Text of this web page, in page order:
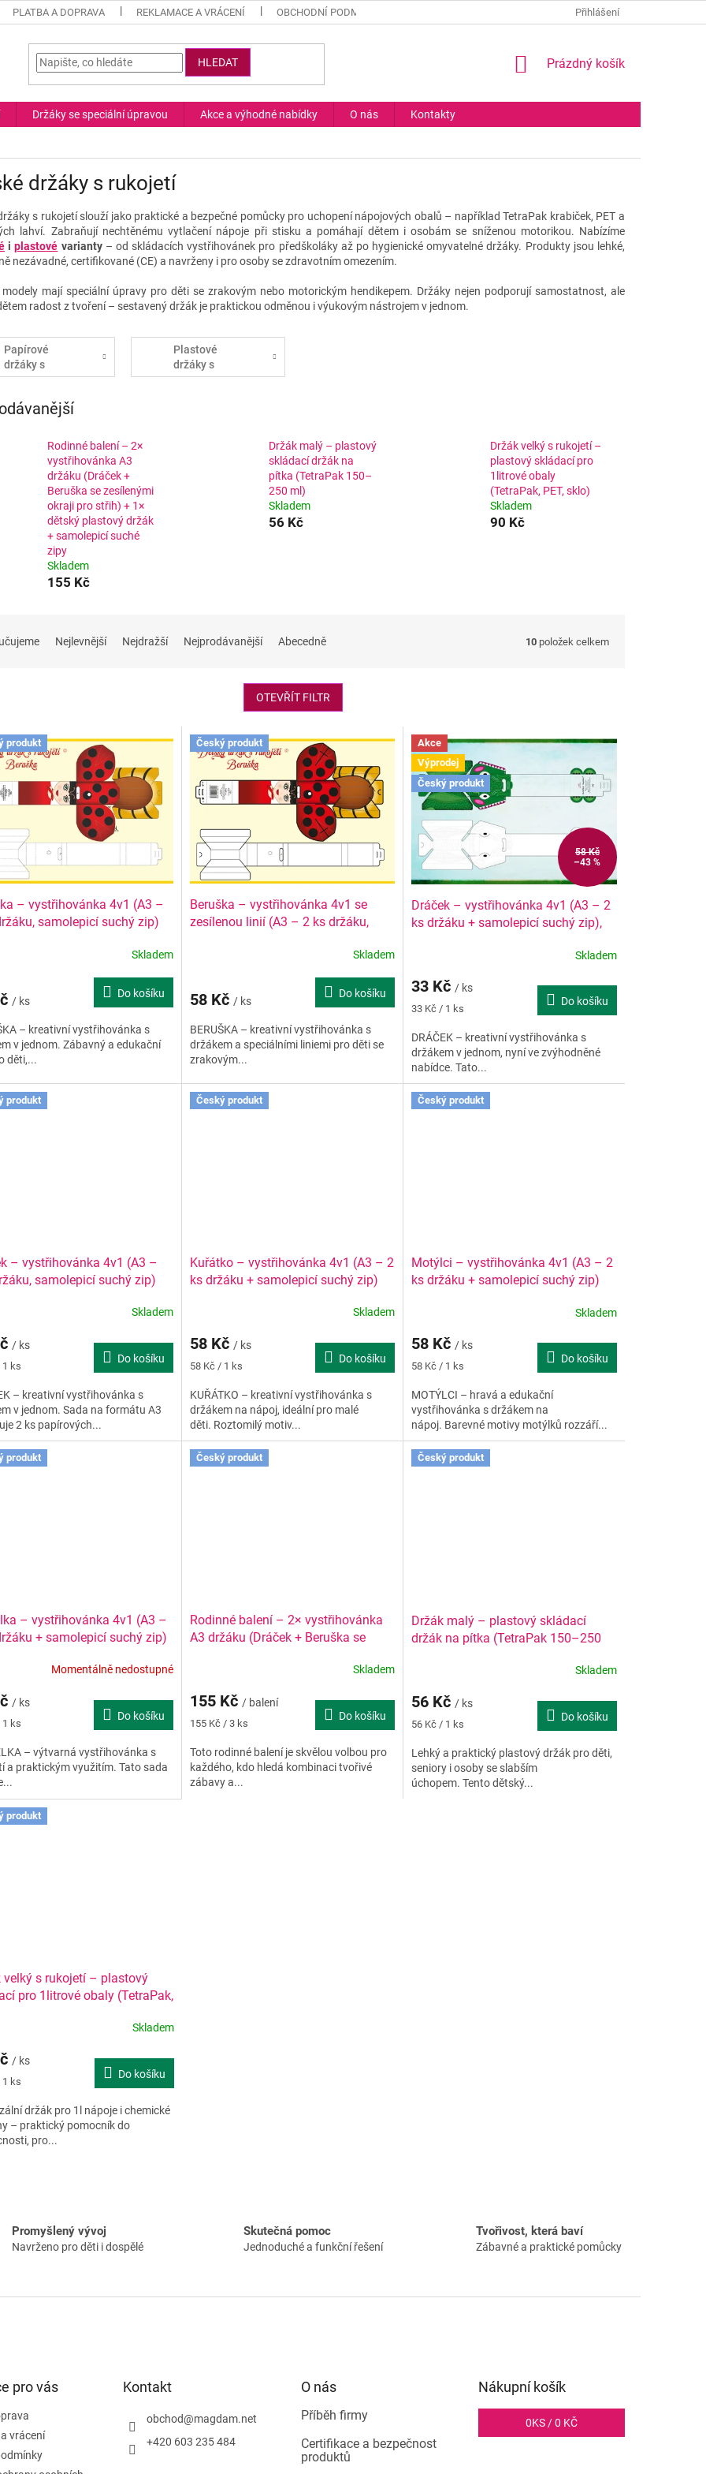
PLATBA A DOPRAVA REKLAMACE A VRÁCENÍ OBCHODNÍ PODMÍNKY PODMÍNKY OCHRANY OSOBNÍCH ÚDAJŮ
Přihlášení
HLEDAT
NÁKUPNÍ
Prázdný košík
Držáky se speciální úpravou Akce a výhodné nabídky O nás Kontakty
držáky s rukojetí
s rukojetí slouží jako praktické a bezpečné pomůcky pro uchopení nápojových obalů – například TetraPak krabiček, PET a
lahví. Zabraňují nechtěnému vytlačení nápoje při stisku a pomáhají dětem i osobám se sníženou motorikou. Nabízíme
iplastové varianty– od skládacích vystřihovánek pro předškoláky až po hygienické omyvatelné držáky. Produkty jsou lehké,
nezávadné, certifikované (CE) a navrženy i pro osoby se zdravotním omezením.
modely mají speciální úpravy pro děti se zrakovým nebo motorickým hendikepem. Držáky nejen podporují samostatnost, ale
radost z tvoření – sestavený držák je praktickou odměnou i výukovým nástrojem v jednom.
Papírové
držáky s
rukojetí
Plastové
držáky s
rukojetí
Rodinné balení – 2×
vystřihovánka A3
držáku (Dráček +
Beruška se zesílenými
okraji pro střih) + 1×
dětský plastový držák
+ samolepicí suché
zipy
Skladem
155 Kč
Držák malý – plastový
skládací držák na
pítka (TetraPak 150–
250 ml)
Skladem
56 Kč
Držák velký s rukojetí –
plastový skládací pro
1litrové obaly
(TetraPak, PET, sklo)
Skladem
90 Kč
Nejlevnější Nejdražší Nejprodávanější Abecedně 10 položek celkem
OTEVŘÍT FILTR
produkt
– vystřihovánka 4v1 (A3 –
samolepicí suchý zip)
Skladem
/ ks
Do košíku
– kreativní vystřihovánka s
v jednom. Zábavný a edukační
děti,...
Český produkt
Beruška – vystřihovánka 4v1 se
zesílenou linií (A3 – 2 ks držáku,
Skladem
58 Kč / ks
Do košíku
BERUŠKA – kreativní vystřihovánka s
držákem a speciálními liniemi pro děti se
zrakovým...
Akce
Výprodej
Český produkt
58 Kč
–43 %
Dráček – vystřihovánka 4v1 (A3 – 2
ks držáku + samolepicí suchý zip),
Skladem
33 Kč / ks
Měrná
33 Kč / 1 ks
Do košíku
DRÁČEK – kreativní vystřihovánka s
držákem v jednom, nyní ve zvýhodněné
nabídce. Tato...
produkt
– vystřihovánka 4v1 (A3 –
samolepicí suchý zip)
Skladem
/ ks
1 ks
Do košíku
– kreativní vystřihovánka s
v jednom. Sada na formátu A3
2 ks papírových...
Český produkt
Kuřátko – vystřihovánka 4v1 (A3 – 2
ks držáku + samolepicí suchý zip)
Skladem
58 Kč / ks
Měrná
58 Kč / 1 ks
Do košíku
KUŘÁTKO – kreativní vystřihovánka s
držákem na nápoj, ideální pro malé
děti. Roztomilý motiv...
Český produkt
Motýlci – vystřihovánka 4v1 (A3 – 2
ks držáku + samolepicí suchý zip)
Skladem
58 Kč / ks
Měrná
58 Kč / 1 ks
Do košíku
MOTÝLCI – hravá a edukační
vystřihovánka s držákem na
nápoj. Barevné motivy motýlků rozzáří...
produkt
– vystřihovánka 4v1 (A3 –
+ samolepicí suchý zip)
Momentálně nedostupné
/ ks
1 ks
Do košíku
– výtvarná vystřihovánka s
a praktickým využitím. Tato sada
Český produkt
Rodinné balení – 2× vystřihovánka
A3 držáku (Dráček + Beruška se
dětský plastový držák + samolepicí
Skladem
155 Kč / balení
Měrná
155 Kč / 3 ks
Do košíku
Toto rodinné balení je skvělou volbou pro
každého, kdo hledá kombinaci tvořivé
zábavy a...
Český produkt
Držák malý – plastový skládací
držák na pítka (TetraPak 150–250
Skladem
56 Kč / ks
Měrná
56 Kč / 1 ks
Do košíku
Lehký a praktický plastový držák pro děti,
seniory i osoby se slabším
úchopem. Tento dětský...
produkt
velký s rukojetí – plastový
pro 1litrové obaly (TetraPak,
Skladem
/ ks
1 ks
Do košíku
držák pro 1l nápoje i chemické
– praktický pomocník do
pro...
d
a
p
Promyšlený vývoj
Navrženo pro děti i dospělé
Skutečná pomoc
Jednoduché a funkční řešení
Tvořivost, která baví
Zábavné a praktické pomůcky
pro vás
vrácení
Kontakt
obchod@magdam.net
+420 603 235 484
O nás
Příběh firmy
Certifikace a bezpečnost
produktů
Nákupní košík
0KS /0 KČ